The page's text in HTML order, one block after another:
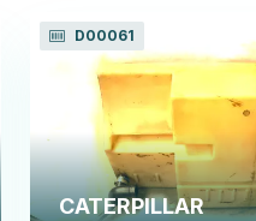
D00061
CATERPILLAR